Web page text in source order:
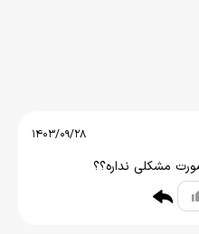
1403/09/28
مشکلی نداره؟؟